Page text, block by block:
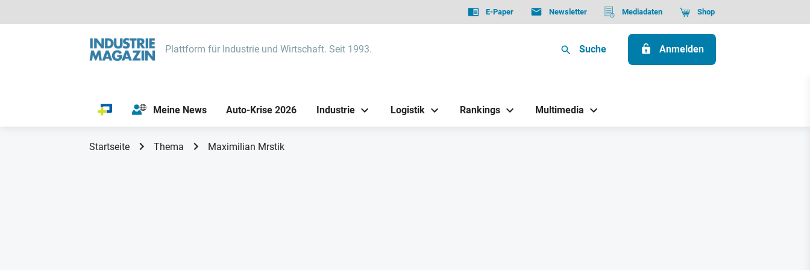
E-Paper Newsletter Mediadaten Shop
Plattform für Industrie und Wirtschaft. Seit 1993. Suche Anmelden
Meine News Auto-Krise 2026 Industrie Logistik Rankings Multimedia
Startseite Thema Maximilian Mrstik